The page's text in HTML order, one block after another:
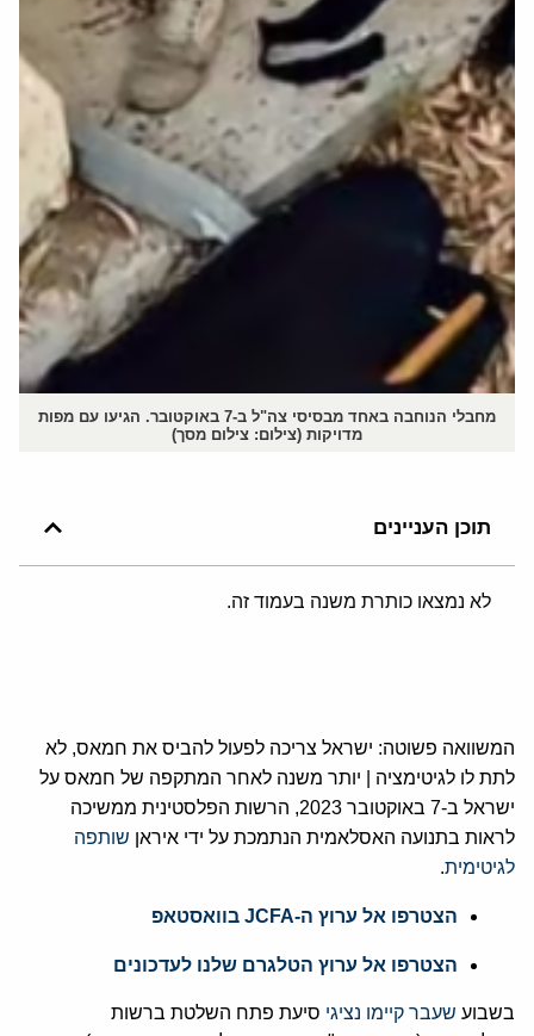
מחבלי הנוחבה באחד מבסיסי צה"ל ב-7 באוקטובר. הגיעו עם מפות
מדויקות (צילום: צילום מסך)
תוכן העניינים
לא נמצאו כותרת משנה בעמוד זה.
‏המשוואה פשוטה: ישראל צריכה לפעול להביס את חמאס, לא
לתת לו לגיטימציה | יותר משנה לאחר המתקפה של חמאס על
ישראל ב-7 באוקטובר 2023, הרשות הפלסטינית ממשיכה
לראות בתנועה האסלאמית הנתמכת על ידי איראן שותפה
לגיטימית.
הצטרפו אל ערוץ ה-JCFA בוואסטאפ
הצטרפו אל ערוץ הטלגרם שלנו לעדכונים
‏בשבוע ‏ ‏שעבר קיימו נציגי‏ ‏ סיעת פתח השלטת ברשות